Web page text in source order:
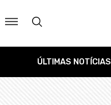
ÚLTIMAS NOTÍCIAS